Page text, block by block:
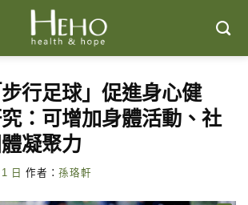
行足球」促進身心健
：可增加身體活動、社
凝聚力
日 作者：孫珞軒